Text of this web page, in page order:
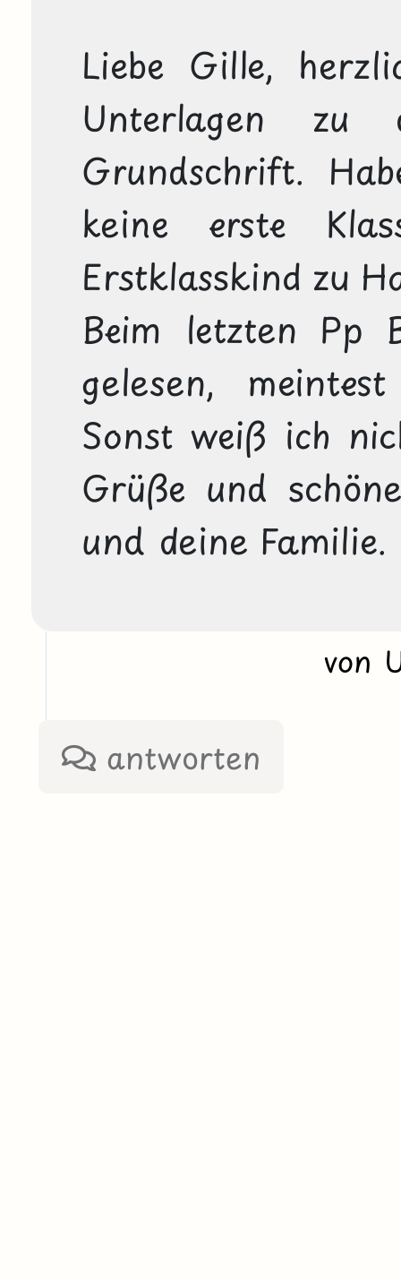
Liebe Gille,
Unterlagen zu
Grundschrift.
keine erste
Erstklasskind zu
Beim letzten Pp
gelesen,
Sonst weiß ich
Grüße und
und deine Familie.
von
antworten